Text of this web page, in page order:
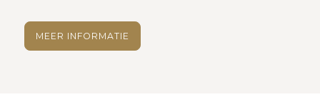
MEER INFORMATIE